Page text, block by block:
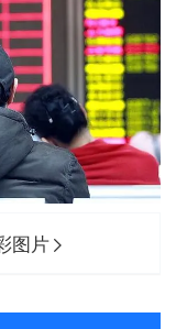
血指纹匹配成功，20年悬案告破！凶手被执行死刑
医疗垃圾做手机壳 这也是谋财害命
经销商证实雪佛兰暂停在华新车销售
武契奇：欧洲已处于大战边缘
7月CPI同比上涨0.5% 经济内生增长动力持续增强
至全国第一
图片